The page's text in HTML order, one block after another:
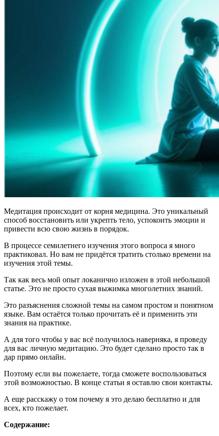
Медитация происходит от корня медицина. Это уникальный
способ восстановить или укрепть тело, успокоить эмоции и
привести всю свою жизнь в порядок.
В процессе семилетнего изучения этого вопроса я много
практиковал. Но вам не придётся тратить столько времени на
изучения этой темы.
Так как весь мой опыт локанично изложен в этой небольшой
статье. Это не просто сухая выжимка многолетних знаний.
Это разъяснения сложной темы на самом простом и понятном
языке. Вам остаётся только прочитать её и применить эти
знания на практике.
А для того чтобы у вас всё получилось наверняка, я проведу
для вас личную медитацию. Это будет сделано просто так в
дар прямо онлайн.
Поэтому если вы пожелаете, тогда сможете воспользоваться
этой возможностью. В конце статьи я оставлю свои контакты.
А еще расскажу о том почему я это делаю бесплатно и для
всех, кто пожелает.
Содержание: